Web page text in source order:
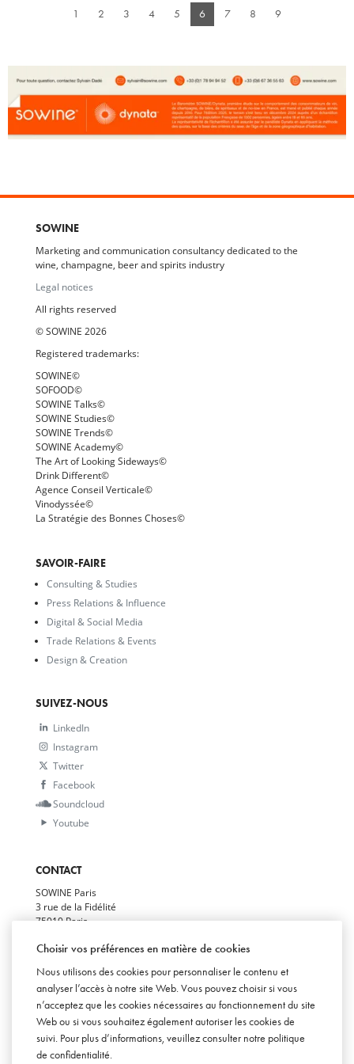
1 2 3 4 5 6 7 8 9
SOWINE
Marketing and communication consultancy dedicated to the
wine, champagne, beer and spirits industry
Legal notices
All rights reserved
© SOWINE 2026
Registered trademarks:
SOWINE©
SOFOOD©
SOWINE Talks©
SOWINE Studies©
SOWINE Trends©
SOWINE Academy©
The Art of Looking Sideways©
Drink Different©
Agence Conseil Verticale©
Vinodyssée©
La Stratégie des Bonnes Choses©
SAVOIR-FAIRE
Consulting & Studies
Press Relations & Influence
Digital & Social Media
Trade Relations & Events
Design & Creation
SUIVEZ-NOUS
LinkedIn
Instagram
Twitter
Facebook
Soundcloud
Youtube
CONTACT
SOWINE Paris
3 rue de la Fidélité
75010 Paris
SOWINE Bordeaux
29 allées de Tourny
33000 Bordeaux
+33(0)5 54 07 00 50
SOWINE London
Becket House
1 Lambeth Palace Rd
Choisir vos préférences en matière de cookies
Nous utilisons des cookies pour personnaliser le contenu et
analyser l’accès à notre site Web. Vous pouvez choisir si vous
n’acceptez que les cookies nécessaires au fonctionnement du site
Web ou si vous souhaitez également autoriser les cookies de
suivi. Pour plus d’informations, veuillez consulter notre politique
de confidentialité.